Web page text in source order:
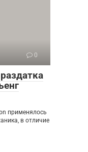
0
применялось
в отличие